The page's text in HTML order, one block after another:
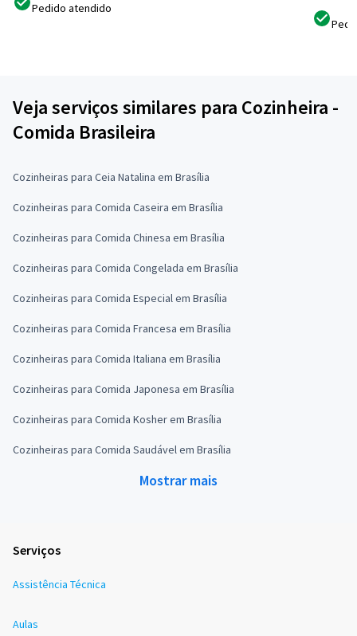
Pedido atendido
Veja serviços similares para Cozinheira -
Comida Brasileira
Cozinheiras para Ceia Natalina em Brasília
Cozinheiras para Comida Caseira em Brasília
Cozinheiras para Comida Chinesa em Brasília
Cozinheiras para Comida Congelada em Brasília
Cozinheiras para Comida Especial em Brasília
Cozinheiras para Comida Francesa em Brasília
Cozinheiras para Comida Italiana em Brasília
Cozinheiras para Comida Japonesa em Brasília
Cozinheiras para Comida Kosher em Brasília
Cozinheiras para Comida Saudável em Brasília
Mostrar mais
Serviços
Assistência Técnica
Aulas